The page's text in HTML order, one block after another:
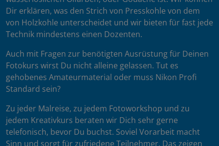
Dir erklären, was den Strich von Presskohle von dem
von Holzkohle unterscheidet und wir bieten für fast jede
Technik mindestens einen Dozenten.
Auch mit Fragen zur benötigten Ausrüstung für Deinen
Fotokurs wirst Du nicht alleine gelassen. Tut es
gehobenes Amateurmaterial oder muss Nikon Profi
Standard sein?
Zu jeder Malreise, zu jedem Fotoworkshop und zu
jedem Kreativkurs beraten wir Dich sehr gerne
telefonisch, bevor Du buchst. Soviel Vorarbeit macht
Sinn und sorgt für zufriedene Teilnehmer. Das zeigen